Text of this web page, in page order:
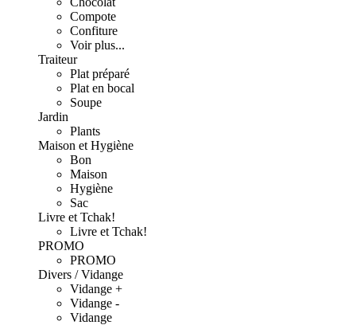
Compote
Confiture
Voir plus...
Traiteur
Plat préparé
Plat en bocal
Soupe
Jardin
Plants
Maison et Hygiène
Bon
Maison
Hygiène
Sac
Livre et Tchak!
Livre et Tchak!
PROMO
PROMO
Divers / Vidange
Vidange +
Vidange -
Vidange